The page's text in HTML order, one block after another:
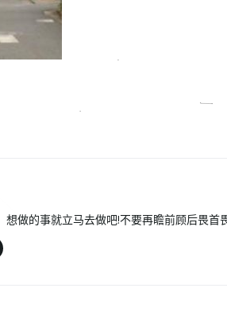
想做的事就立马去做吧!不要再瞻前顾后畏首